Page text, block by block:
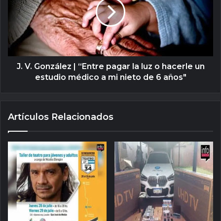
J. V. González | “Entre pagar la luz o hacerle un
estudio médico a mi nieto de 6 años"
Artículos Relacionados